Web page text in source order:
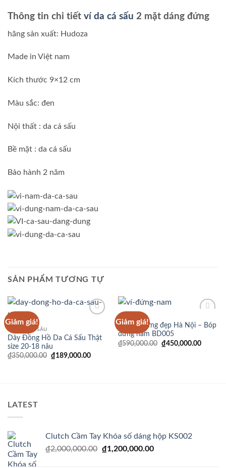
Thông tin chi tiết ví da cá sấu 2 mặt dáng đứng
hãng sản xuất: Hudoza
Made in Việt nam
Kích thước 9×12 cm
Màu sắc: đen
Nội thất : da cá sấu
Bề mặt : da cá sấu
Bảo hành 2 năm
SẢN PHẨM TƯƠNG TỰ
Giảm giá!
ĐỒ DA CÁ SẤU
Dây Đồng Hồ Da Cá Sấu Thật
size 20-18 nâu
₫350,000.00 Giá
₫189,000.00Giá
Giảm giá!
Add to
Wishlist
VÍ DA NAM
Ví nam đứng đẹp Hà Nội – Bóp
đứng nam BD005
₫590,000.00 Giá
gốc
₫450,000.00Giá
LATEST
Clutch Cầm Tay Khóa số dáng hộp KS002
₫2,000,000.00 Giá
₫1,200,000.00Giá